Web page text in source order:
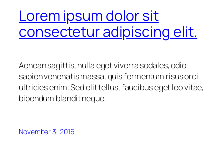
Lorem ipsum dolor sit
consectetur adipiscing elit.
Aenean sagittis, nulla eget viverra sodales, odio
sapien venenatis massa, quis fermentum risus orci
ultricies enim. Sed elit tellus, faucibus eget leo vitae,
bibendum blandit neque.
November 3, 2016